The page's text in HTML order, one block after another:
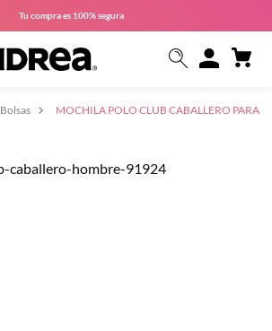
Tu compra es 100% segura
Bolsas
MOCHILA POLO CLUB CABALLERO PARA